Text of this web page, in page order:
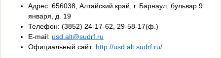
Адрес: 656038, Алтайский край, г. Барнаул, бульвар 9
января, д. 19
Телефон: (3852) 24-17-62, 29-58-17(ф.)
E-mail: usd.alt@sudrf.ru
Официальный сайт: http://usd.alt.sudrf.ru/